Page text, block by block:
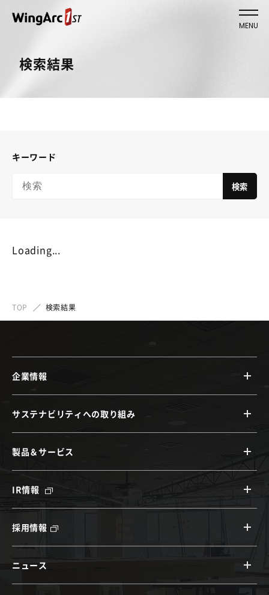
MENU
検索結果
キーワード
検索
Loading...
TOP 検索結果
企業情報
サステナビリティへの取り組み
製品＆サービス
IR情報
採用情報
ニュース